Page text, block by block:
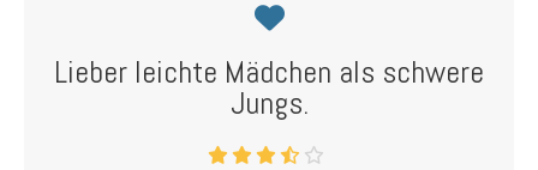
Lieber leichte Mädchen als schwere
Jungs.